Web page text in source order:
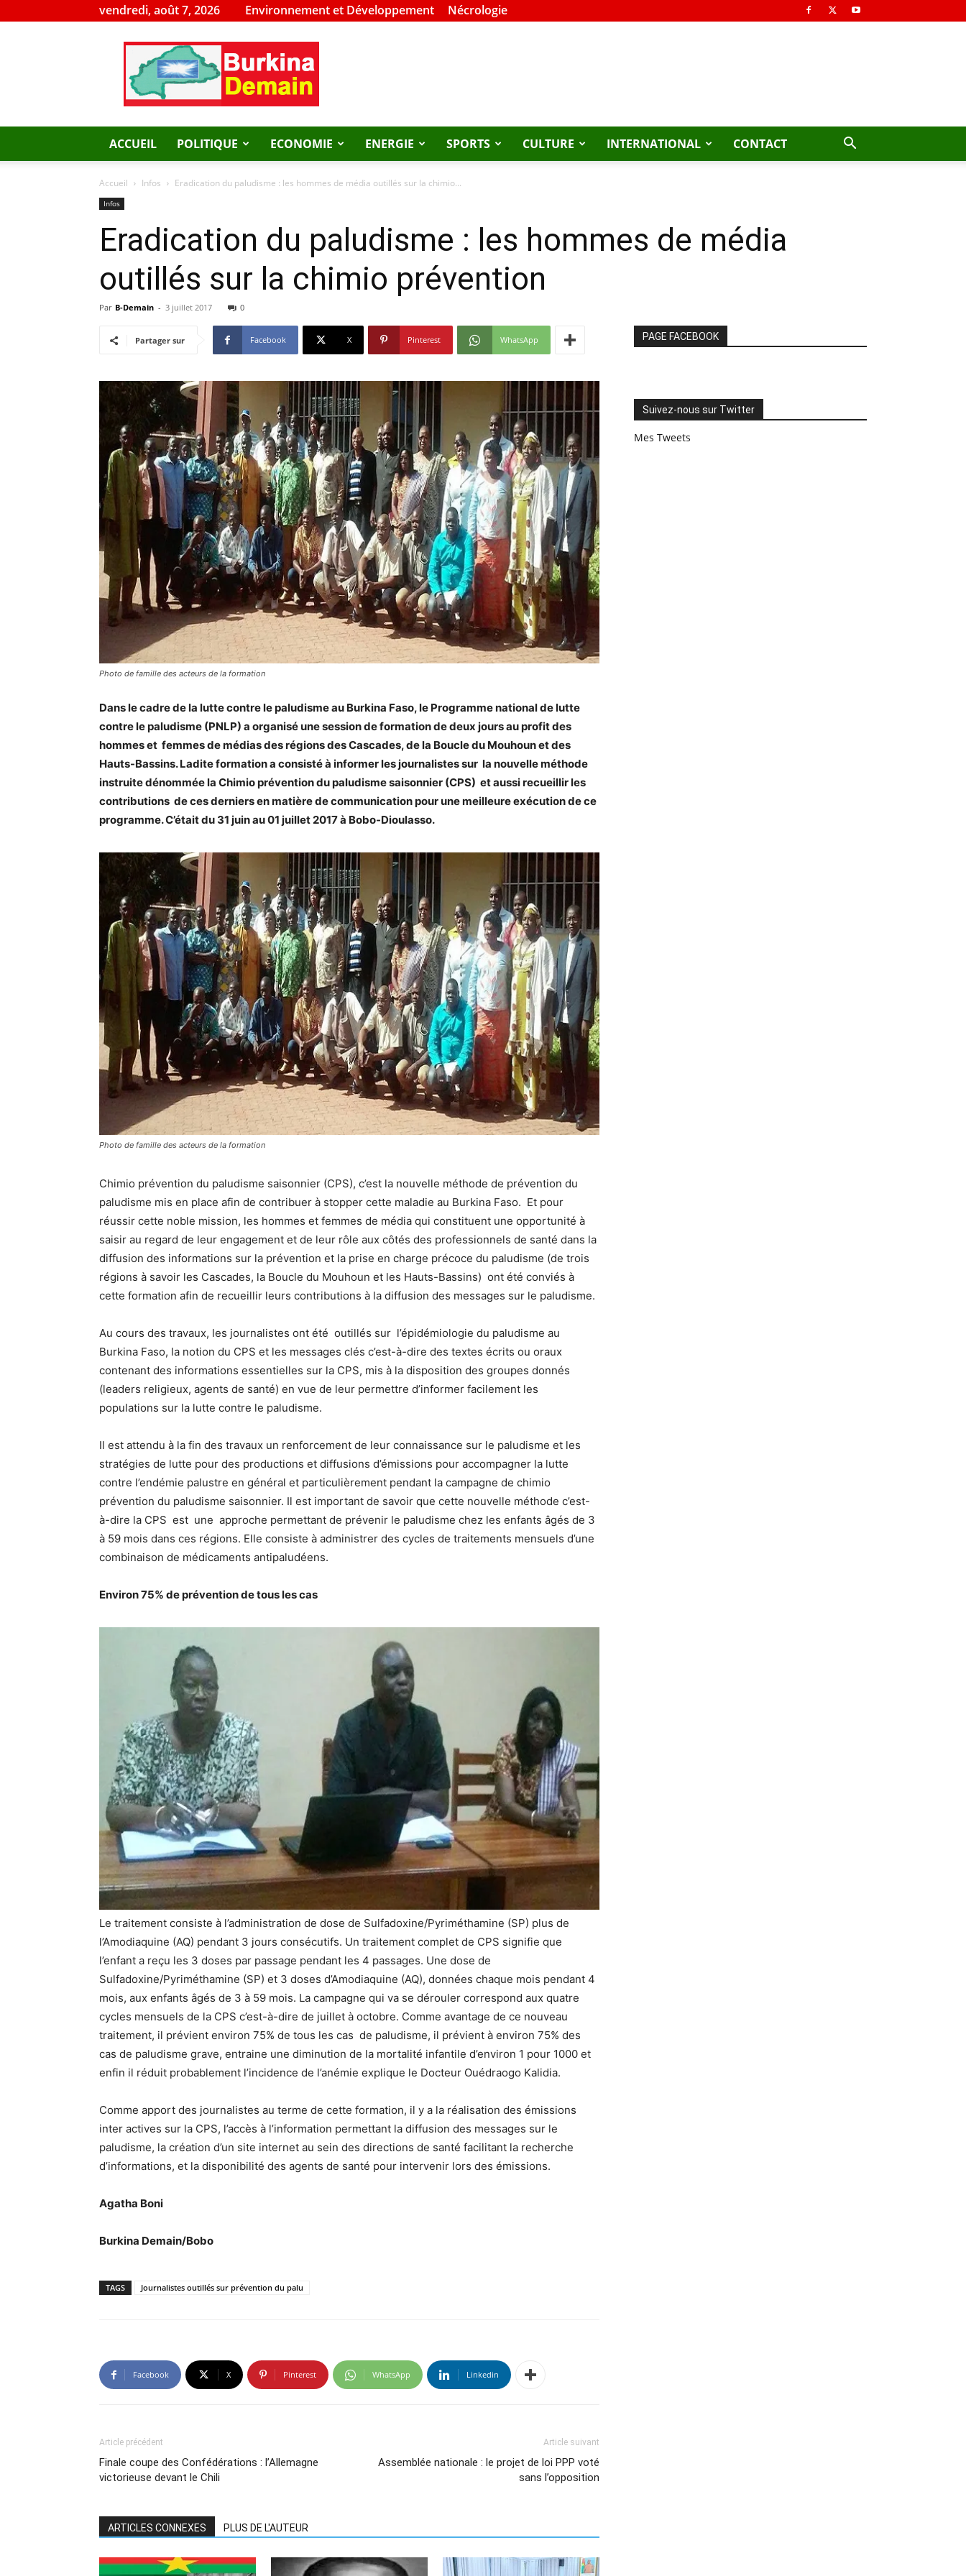
vendredi, août 7, 2026 Environnement et Développement Nécrologie
Burkina
Demain
ACCUEIL POLITIQUE ECONOMIE ENERGIE SPORTS CULTURE INTERNATIONAL CONTACT
Accueil Infos Eradication du paludisme : les hommes de média outillés sur la chimio...
Infos
Eradication du paludisme : les hommes de média
outillés sur la chimio prévention
Par B-Demain - 3 juillet 2017 0
Partager sur Facebook X Pinterest WhatsApp
Photo de famille des acteurs de la formation
Dans le cadre de la lutte contre le paludisme au Burkina Faso, le Programme national de lutte
contre le paludisme (PNLP) a organisé une session de formation de deux jours au profit des
hommes et femmes de médias des régions des Cascades, de la Boucle du Mouhoun et des
Hauts-Bassins. Ladite formation a consisté à informer les journalistes sur la nouvelle méthode
instruite dénommée la Chimio prévention du paludisme saisonnier (CPS) et aussi recueillir les
contributions de ces derniers en matière de communication pour une meilleure exécution de ce
programme. C’était du 31 juin au 01 juillet 2017 à Bobo-Dioulasso.
Photo de famille des acteurs de la formation
Chimio prévention du paludisme saisonnier (CPS), c’est la nouvelle méthode de prévention du
paludisme mis en place afin de contribuer à stopper cette maladie au Burkina Faso. Et pour
réussir cette noble mission, les hommes et femmes de média qui constituent une opportunité à
saisir au regard de leur engagement et de leur rôle aux côtés des professionnels de santé dans la
diffusion des informations sur la prévention et la prise en charge précoce du paludisme (de trois
régions à savoir les Cascades, la Boucle du Mouhoun et les Hauts-Bassins) ont été conviés à
cette formation afin de recueillir leurs contributions à la diffusion des messages sur le paludisme.
Au cours des travaux, les journalistes ont été outillés sur l’épidémiologie du paludisme au
Burkina Faso, la notion du CPS et les messages clés c’est-à-dire des textes écrits ou oraux
contenant des informations essentielles sur la CPS, mis à la disposition des groupes donnés
(leaders religieux, agents de santé) en vue de leur permettre d’informer facilement les
populations sur la lutte contre le paludisme.
Il est attendu à la fin des travaux un renforcement de leur connaissance sur le paludisme et les
stratégies de lutte pour des productions et diffusions d’émissions pour accompagner la lutte
contre l’endémie palustre en général et particulièrement pendant la campagne de chimio
prévention du paludisme saisonnier. Il est important de savoir que cette nouvelle méthode c’est-
à-dire la CPS est une approche permettant de prévenir le paludisme chez les enfants âgés de 3
à 59 mois dans ces régions. Elle consiste à administrer des cycles de traitements mensuels d’une
combinaison de médicaments antipaludéens.
Environ 75% de prévention de tous les cas
Le traitement consiste à l’administration de dose de Sulfadoxine/Pyriméthamine (SP) plus de
l’Amodiaquine (AQ) pendant 3 jours consécutifs. Un traitement complet de CPS signifie que
l’enfant a reçu les 3 doses par passage pendant les 4 passages. Une dose de
Sulfadoxine/Pyriméthamine (SP) et 3 doses d’Amodiaquine (AQ), données chaque mois pendant 4
mois, aux enfants âgés de 3 à 59 mois. La campagne qui va se dérouler correspond aux quatre
cycles mensuels de la CPS c’est-à-dire de juillet à octobre. Comme avantage de ce nouveau
traitement, il prévient environ 75% de tous les cas de paludisme, il prévient à environ 75% des
cas de paludisme grave, entraine une diminution de la mortalité infantile d’environ 1 pour 1000 et
enfin il réduit probablement l’incidence de l’anémie explique le Docteur Ouédraogo Kalidia.
Comme apport des journalistes au terme de cette formation, il y a la réalisation des émissions
inter actives sur la CPS, l’accès à l’information permettant la diffusion des messages sur le
paludisme, la création d’un site internet au sein des directions de santé facilitant la recherche
d’informations, et la disponibilité des agents de santé pour intervenir lors des émissions.
Agatha Boni
Burkina Demain/Bobo
TAGS Journalistes outillés sur prévention du palu
Facebook X Pinterest WhatsApp Linkedin
Article précédent
Finale coupe des Confédérations : l’Allemagne
victorieuse devant le Chili
Article suivant
Assemblée nationale : le projet de loi PPP voté
sans l’opposition
ARTICLES CONNEXES PLUS DE L'AUTEUR
PAGE FACEBOOK
Suivez-nous sur Twitter
Mes Tweets